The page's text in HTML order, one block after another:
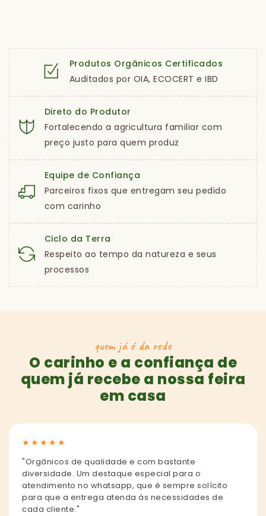
Produtos Orgânicos Certificados
Auditados por OIA, ECOCERT e IBD
Direto do Produtor
Fortalecendo a agricultura familiar com
preço justo para quem produz
Equipe de Confiança
Parceiros fixos que entregam seu pedido
com carinho
Ciclo da Terra
Respeito ao tempo da natureza e seus
processos
quem já é da rede
O carinho e a confiança de
quem já recebe a nossa feira
em casa
★ ★ ★ ★ ★
"Orgânicos de qualidade e com bastante
diversidade. Um destaque especial para o
atendimento no whatsapp, que é sempre solícito
para que a entrega atenda às necessidades de
cada cliente."